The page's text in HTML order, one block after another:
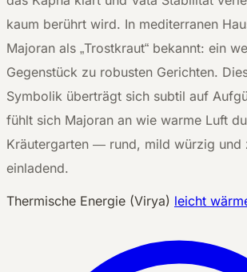
kaum berührt wird. In mediterranen
Majoran als „Trostkraut“ bekannt: ein
Gegenstück zu robusten Gerichten.
Symbolik überträgt sich subtil auf
fühlt sich Majoran an wie warme Luft
Kräutergarten — rund, mild würzig und
einladend.
Thermische Energie (Virya) leicht